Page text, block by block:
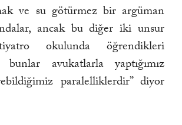
ve su götürmez bir argüman
ancak bu diğer iki unsur
okulunda öğrendikleri
avukatlarla yaptığımız
paralelliklerdir” diyor